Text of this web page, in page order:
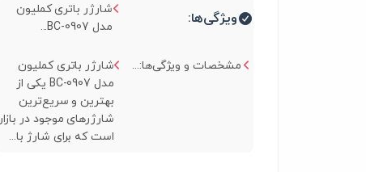
ویژگی‌ها:
شارژر باتری کملیون
مدل BC-0907...
مشخصات و ویژگی‌ها:...
شارژر باتری کملیون
مدل BC-0907 یکی از
بهترین و سریع‌ترین
شارژرهای موجود در بازار
است که برای شارژ با...